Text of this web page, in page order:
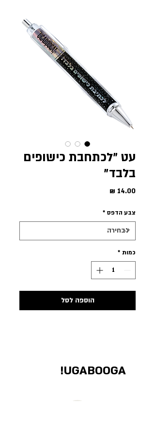
עט ״לכתחבת כישופים
בלבד״
צבע הדפס *
כמות *
הוספה לסל
UGABOOGA!